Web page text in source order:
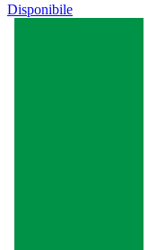
Disponibile